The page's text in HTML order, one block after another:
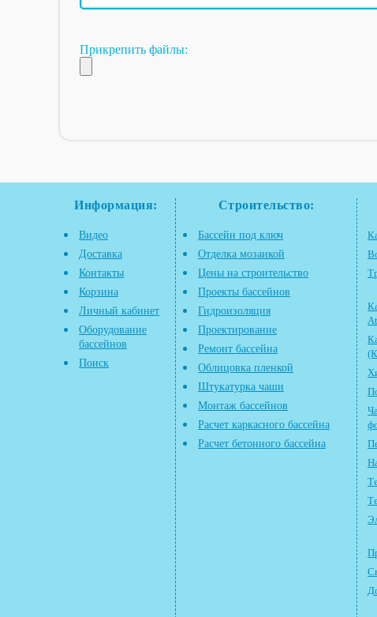
Прикрепить файлы:
Информация:
Видео
Доставка
Контакты
Корзина
Личный кабинет
Оборудование
бассейнов
Поиск
Строительство:
Бассейн под ключ
Отделка мозаикой
Цены на строительство
Проекты бассейнов
Гидроизоляция
Проектирование
Ремонт бассейна
Облицовка пленкой
Штукатурка чаши
Монтаж бассейнов
Расчет каркасного бассейна
Расчет бетонного бассейна